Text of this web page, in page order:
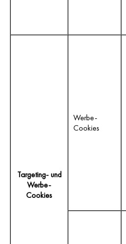
Targeting- und
Werbe-
Cookies
Werbe-
Cookies